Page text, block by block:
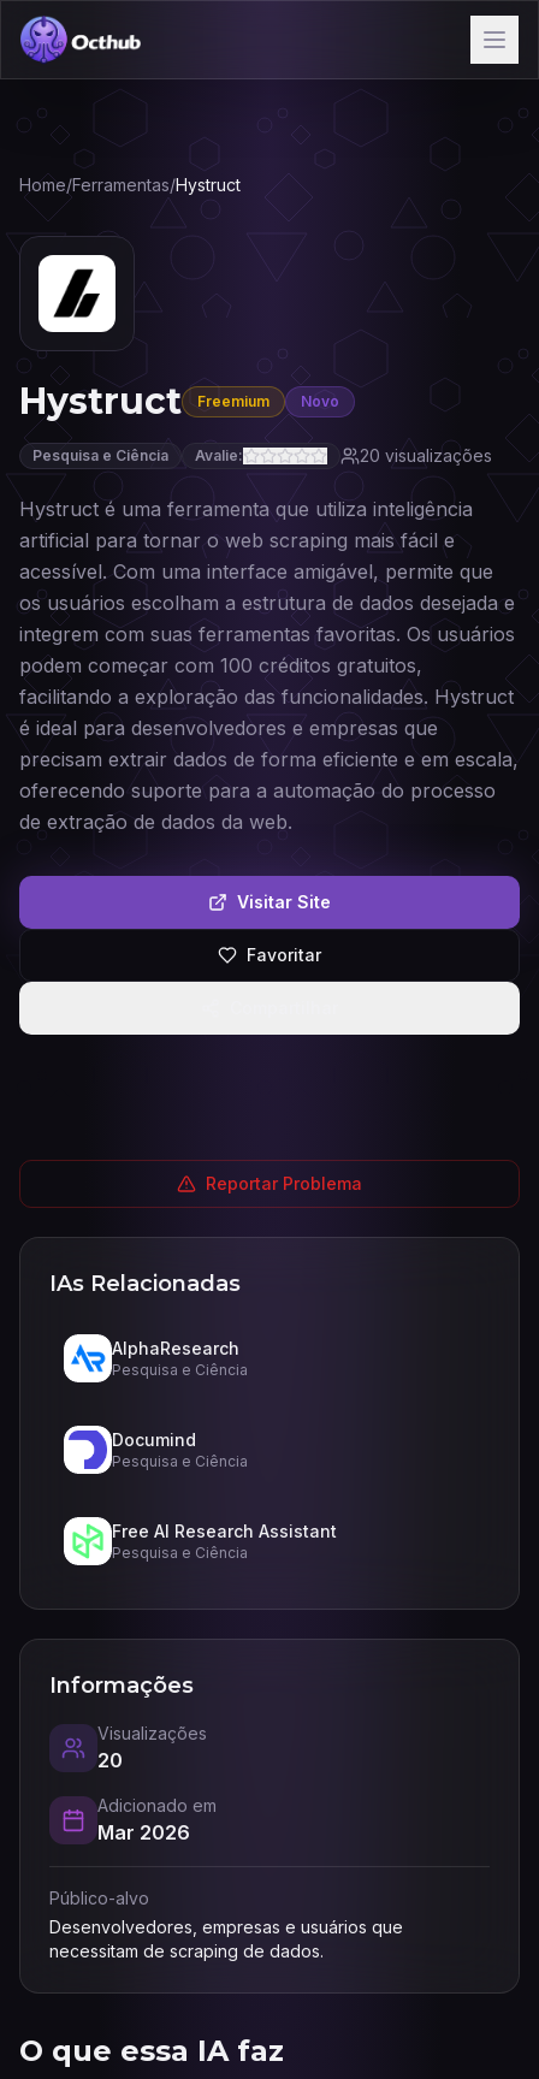
Home/Ferramentas/Hystruct
Hystruct Freemium Novo
Pesquisa e Ciência Avalie: 20 visualizações
Hystruct é uma ferramenta que utiliza inteligência
artificial para tornar o web scraping mais fácil e
acessível. Com uma interface amigável, permite que
os usuários escolham a estrutura de dados desejada e
integrem com suas ferramentas favoritas. Os usuários
podem começar com 100 créditos gratuitos,
facilitando a exploração das funcionalidades. Hystruct
é ideal para desenvolvedores e empresas que
precisam extrair dados de forma eficiente e em escala,
oferecendo suporte para a automação do processo
de extração de dados da web.
Visitar Site
Favoritar
O que essa IA faz
Reportar Problema
IAs Relacionadas
AlphaResearch
Pesquisa e Ciência
Documind
Pesquisa e Ciência
Free AI Research Assistant
Pesquisa e Ciência
Informações
Visualizações
20
Adicionado em
Mar 2026
Público-alvo
Desenvolvedores, empresas e usuários que
necessitam de scraping de dados.